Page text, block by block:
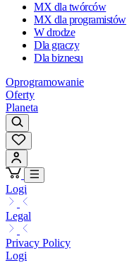
MX dla twórców
MX dla programistów
W drodze
Dla graczy
Dla biznesu
Oprogramowanie
Oferty
Planeta
Logi
Legal
Privacy Policy
Logi